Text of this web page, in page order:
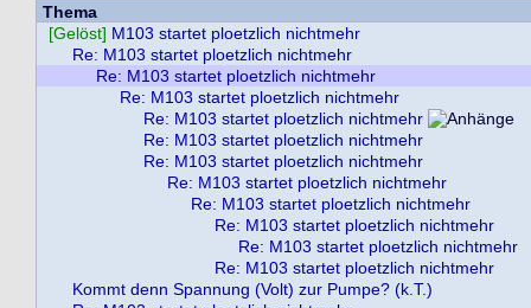
Thema
[Gelöst] M103 startet ploetzlich nichtmehr
Re: M103 startet ploetzlich nichtmehr
Re: M103 startet ploetzlich nichtmehr
Re: M103 startet ploetzlich nichtmehr
Re: M103 startet ploetzlich nichtmehr
Re: M103 startet ploetzlich nichtmehr
Re: M103 startet ploetzlich nichtmehr
Re: M103 startet ploetzlich nichtmehr
Re: M103 startet ploetzlich nichtmehr
Re: M103 startet ploetzlich nichtmehr
Re: M103 startet ploetzlich nichtmehr
Re: M103 startet ploetzlich nichtmehr
Kommt denn Spannung (Volt) zur Pumpe? (k.T.)